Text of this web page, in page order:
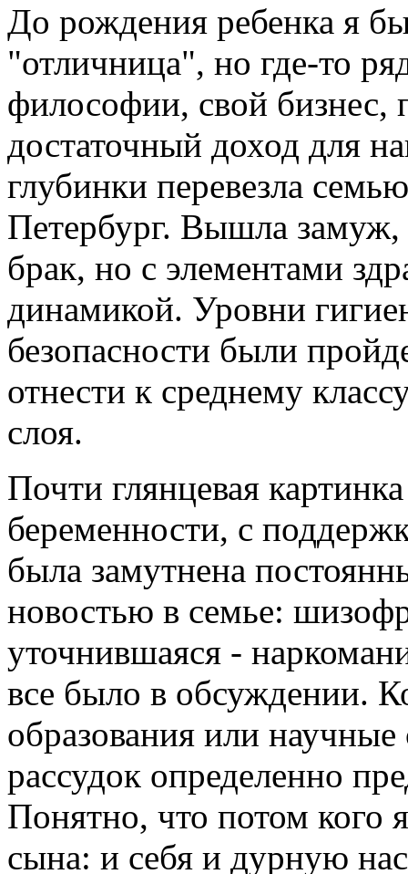
До рождения ребенка я
"отличница", но где-то
философии, свой
достаточный доход для
глубинки перевезла
Петербург. Вышла
брак, но с элементами
динамикой. Уровни
безопасности были
отнести к среднему
слоя.
Почти глянцевая
беременности, с
была замутнена
новостью в семье:
уточнившаяся -
все было в обсуждении.
образования или
рассудок определенно
Понятно, что потом кого
сына: и себя и дурную